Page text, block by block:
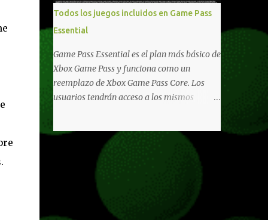
libertad de juego. Uno de los aspectos más
importantes de Last Rites es la gran
cantidad de opciones de personalización
incorporadas. Ahora es posible ocultar más
elementos de la interfaz, incluyendo las
trayectorias de lanzamiento de granadas y
el resaltado de objetos interactivos, además
También se añaden los llamados
"Parámetros Ghost" , que permiten activar
la recarga táctica, limitar el número de
Todos los juegos incluidos en Game Pass
Essential
Game Pass Essential es el plan más básico de
Xbox Game Pass y funciona como un
reemplazo de Xbox Game Pass Core. Los
usuarios tendrán acceso a los mismos
adicionales que fueron anunciados
recientemente. Essential incluirá como
Xbox y PC, que van desde skins, desbloqueo
de personajes, paquetes de armas hasta